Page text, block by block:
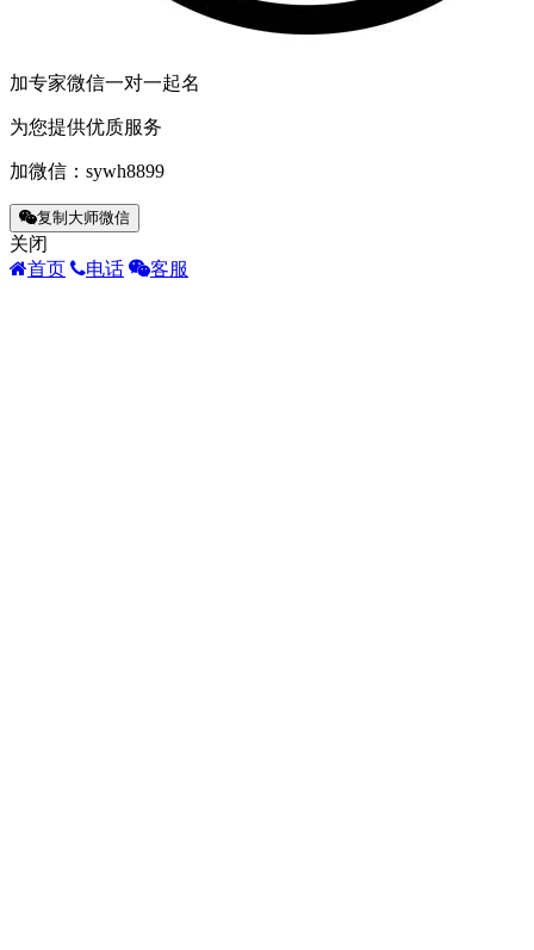
加专家微信一对一起名
为您提供优质服务
加微信： sywh8899
复制大师微信
关闭
首页
电话 客服